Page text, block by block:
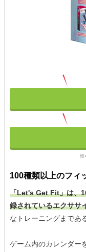
※
100種類以上のフィ
「Let's Get Fit」は、
録されているエクササ
なトレーニングまであ
ゲーム内のカレンダー